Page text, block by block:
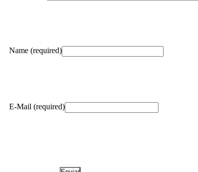
Name (required)
E-Mail (required)